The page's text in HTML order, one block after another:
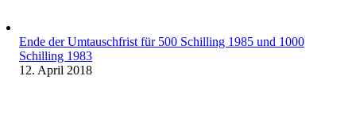
Ende der Umtauschfrist für 500 Schilling 1985 und 1000
Schilling 1983
12. April 2018